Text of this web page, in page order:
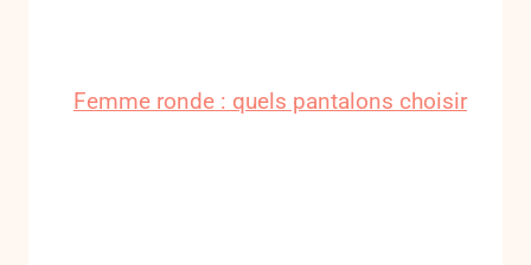
Femme ronde : quels pantalons choisir